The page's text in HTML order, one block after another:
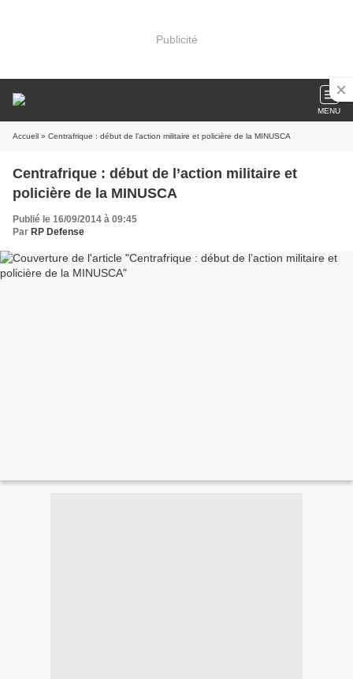
Publicité
MENU
Accueil » Centrafrique : début de l’action militaire et policière de la MINUSCA
Centrafrique : début de l’action militaire et
policière de la MINUSCA
Publié le 16/09/2014 à 09:45
Par RP Defense